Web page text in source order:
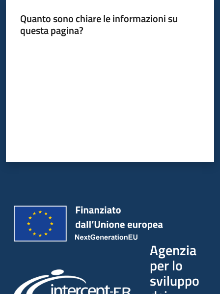
Quanto sono chiare le informazioni su
questa pagina?
Agenzia
per lo
sviluppo